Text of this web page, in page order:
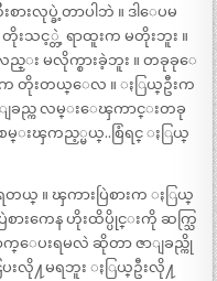
းလုပ္ခဲ့တာပါဘဲ ။ ဒါေပမ
တိုးသင့္တဲ့ ရာထူးက မတိုးဘူး ။
ည္း မလိုက္စားခဲ့ဘူး ။ တခုခုေ
က တိုးတယ္ေလ ။ ႏြယ္ဦးက
ျခည္က လမ္းေၾကာင္းတခု
စမ္းၾကည့္မယ္..စြံရင္ ႏြယ္
ရတယ္ ။ ၾကားပြဲစားက ႏြယ္
စားကေန ဟိုးထိပ္ပိုင္းကို ဆက္သြ
ေပးရမလဲ ဆိုတာ ဇာျခည္ကို
းလို႔မရဘူး ႏြယ္ဦးလို႔